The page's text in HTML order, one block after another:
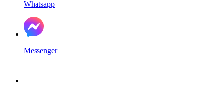
Whatsapp
Messenger